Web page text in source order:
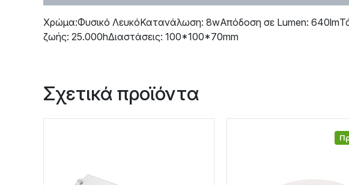
Χρώμα:Φυσικό ΛευκόΚατανάλωση: 8wΑπόδοση σε Lumen:
ζωής: 25.000hΔιαστάσεις: 100*100*70mm
Σχετικά προϊόντα